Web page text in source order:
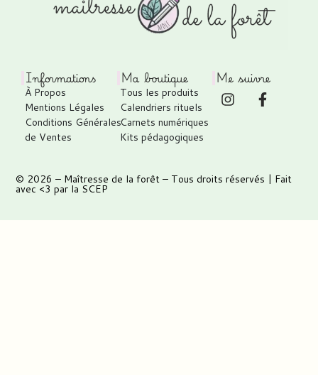
Informations
À Propos
Mentions Légales
Conditions Générales
de Ventes
Ma boutique
Tous les produits
Calendriers rituels
Carnets numériques
Kits pédagogiques
Me suivre
© 2026 – Maîtresse de la forêt – Tous droits réservés | Fait
avec <3 par la SCEP